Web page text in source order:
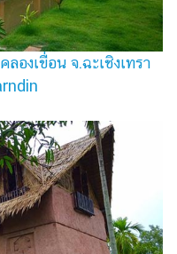
องเขื่อน จ.ฉะเชิงเทรา